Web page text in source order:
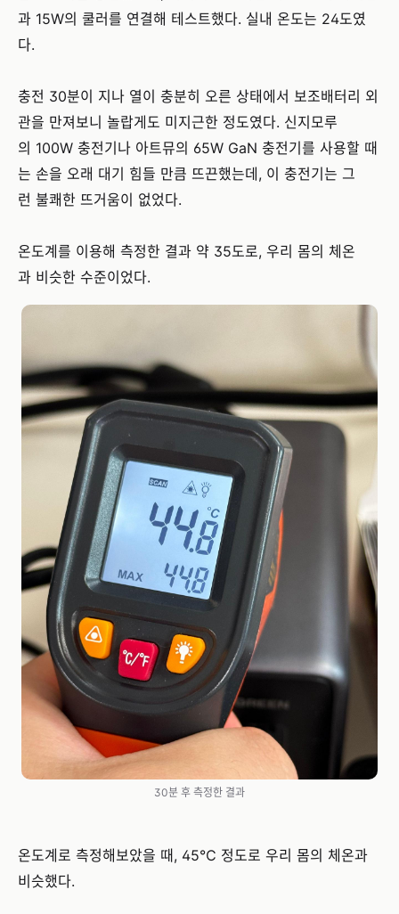
과 15W의 쿨러를 연결해 테스트했다. 실내 온도는 24도였
다.
충전 30분이 지나 열이 충분히 오른 상태에서 보조배터리 외
관을 만져보니 놀랍게도 미지근한 정도였다. 신지모루
의 100W 충전기나 아트뮤의 65W GaN 충전기를 사용할 때
는 손을 오래 대기 힘들 만큼 뜨끈했는데, 이 충전기는 그
런 불쾌한 뜨거움이 없었다.
온도계를 이용해 측정한 결과 약 35도로, 우리 몸의 체온
과 비슷한 수준이었다.
30분 후 측정한 결과
온도계로 측정해보았을 때, 45℃ 정도로 우리 몸의 체온과
비슷했다.